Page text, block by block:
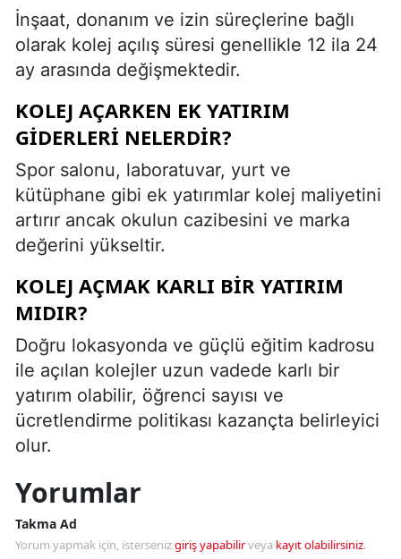
İnşaat, donanım ve izin süreçlerine bağlı
olarak kolej açılış süresi genellikle 12 ila 24
ay arasında değişmektedir.
KOLEJ AÇARKEN EK YATIRIM
GIDERLERI NELERDIR?
Spor salonu, laboratuvar, yurt ve
kütüphane gibi ek yatırımlar kolej maliyetini
artırır ancak okulun cazibesini ve marka
değerini yükseltir.
KOLEJ AÇMAK KARLI BIR YATIRIM
MIDIR?
Doğru lokasyonda ve güçlü eğitim kadrosu
ile açılan kolejler uzun vadede karlı bir
yatırım olabilir, öğrenci sayısı ve
ücretlendirme politikası kazançta belirleyici
olur.
Yorumlar
Takma Ad
Yorum yapmak için, istersenizgiriş yapabilirveya kayıt olabilirsiniz.